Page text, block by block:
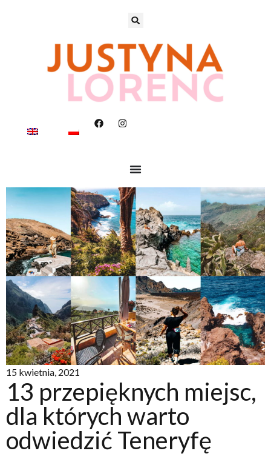
15 kwietnia, 2021
13 przepięknych miejsc,
dla których warto
odwiedzić Teneryfę